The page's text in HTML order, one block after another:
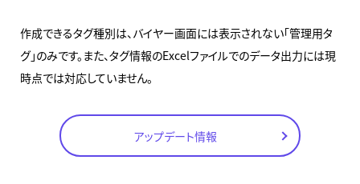
作成できるタグ種別は、バイヤー画面には表示されない「管理用タ
グ」のみです。また、タグ情報のExcelファイルでのデータ出力には現
時点では対応していません。
アップデート情報